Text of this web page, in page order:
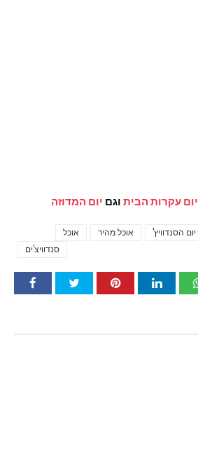
יום עקרות הביתוגם יום המדוזה
אוכל אוכל מהיר יום הסנדוויץ'
סנדוויצ'ים